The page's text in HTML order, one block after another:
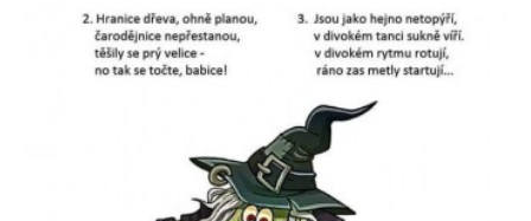
SVATÁ KATEŘINA 25.LISTOPADU